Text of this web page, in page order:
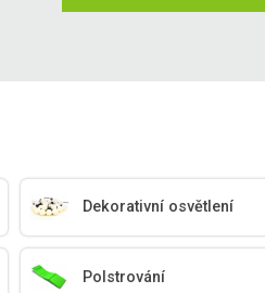
Dekorativní osvětlení
Polstrování